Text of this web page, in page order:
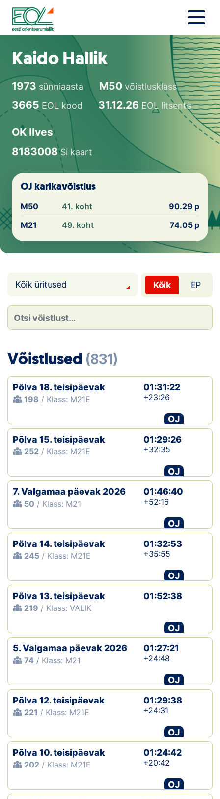
Liigu
sisu
juurde
Estonian Orienteering Federation
Uudised
Orienteerujale
Eesti Orienteerumine 100!
Toetamine
Telli litsents!
Loha
Kaardid
Koondised
Tule klubisse!
Dokumendid
Klubid
Suletud maastikud
Püsirajad
Ajalugu
Koolitused
OTSI
Kaido Hallik
1973 sünniaasta M50 võistlusklass
3665 EOL kood 31.12.26 EOL litsents
OK Ilves
8183008Si kaart
OJ karikavõistlus
M50 41. koht
90.29 p
M21
49. koht 74.05 p
Kõik üritused Kõik EP
Võistlused (831)
Põlva 18. teisipäevak
198 / Klass: M21E
01:31:22
+23:26
OJ
Põlva 15. teisipäevak
252 / Klass: M21E
01:29:26
+32:35
OJ
7. Valgamaa päevak 2026
50 / Klass: M21
01:46:40
+52:16
OJ
Põlva 14. teisipäevak
245 / Klass: M21E
01:32:53
+35:55
OJ
Põlva 13. teisipäevak
219 / Klass: VALIK
01:52:38
OJ
5. Valgamaa päevak 2026
74 / Klass: M21
01:27:21
+24:48
OJ
Põlva 12. teisipäevak
221 / Klass: M21E
01:29:38
+24:31
OJ
Põlva 10. teisipäevak
202 / Klass: M21E
01:24:42
+20:42
OJ